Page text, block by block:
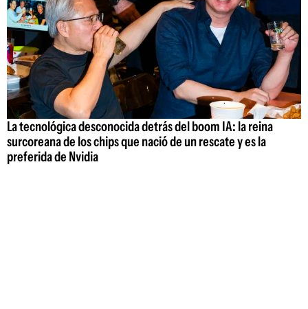
La tecnológica desconocida detrás del boom IA: la reina
surcoreana de los chips que nació de un rescate y es la
preferida de Nvidia